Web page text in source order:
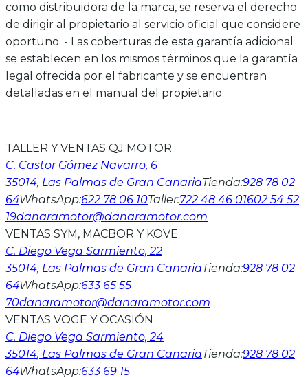
como distribuidora de la marca, se reserva el derecho
de dirigir al propietario al servicio oficial que considere
oportuno. - Las coberturas de esta garantía adicional
se establecen en los mismos términos que la garantía
legal ofrecida por el fabricante y se encuentran
detalladas en el manual del propietario.
TALLER Y VENTAS QJ MOTOR
C. Castor Gómez Navarro, 6
35014, Las Palmas de Gran CanariaTienda:928 78 02
64WhatsApp:622 78 06 10Taller:722 48 46 01602 54 52
19danaramotor@danaramotor.com
VENTAS SYM, MACBOR Y KOVE
C. Diego Vega Sarmiento, 22
35014, Las Palmas de Gran CanariaTienda:928 78 02
64WhatsApp:633 65 55
70danaramotor@danaramotor.com
VENTAS VOGE Y OCASIÓN
C. Diego Vega Sarmiento, 24
35014, Las Palmas de Gran CanariaTienda:928 78 02
64WhatsApp:633 69 15